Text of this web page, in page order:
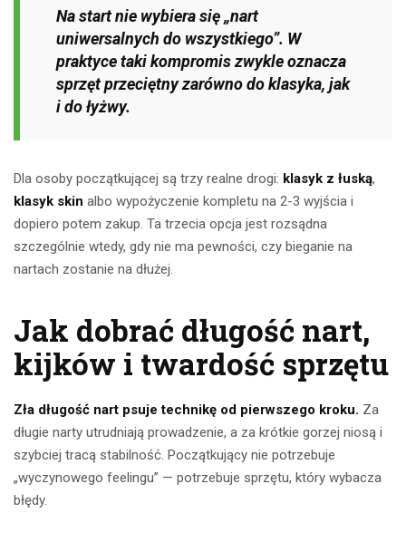
Na start nie wybiera się „nart
uniwersalnych do wszystkiego”. W
praktyce taki kompromis zwykle oznacza
sprzęt przeciętny zarówno do klasyka, jak
i do łyżwy.
Dla osoby początkującej są trzy realne drogi: klasyk z łuską,
klasyk skin albo wypożyczenie kompletu na 2-3 wyjścia i
dopiero potem zakup. Ta trzecia opcja jest rozsądna
szczególnie wtedy, gdy nie ma pewności, czy bieganie na
nartach zostanie na dłużej.
Jak dobrać długość nart,
kijków i twardość sprzętu
Zła długość nart psuje technikę od pierwszego kroku. Za
długie narty utrudniają prowadzenie, a za krótkie gorzej niosą i
szybciej tracą stabilność. Początkujący nie potrzebuje
„wyczynowego feelingu” — potrzebuje sprzętu, który wybacza
błędy.